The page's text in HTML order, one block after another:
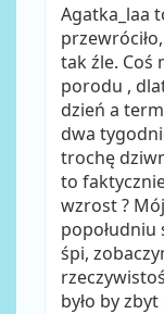
Agatka_laa
tak źle. Coś
porodu ,
dzień a
dwa
trochę
to
wzrost ?
popołudniu
śpi,
było by